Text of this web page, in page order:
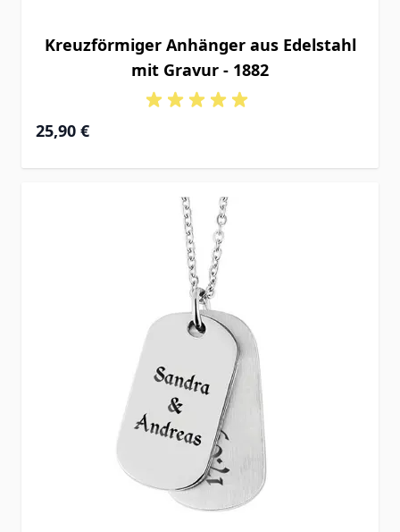
Kreuzförmiger Anhänger aus Edelstahl
mit Gravur - 1882
25,90 €